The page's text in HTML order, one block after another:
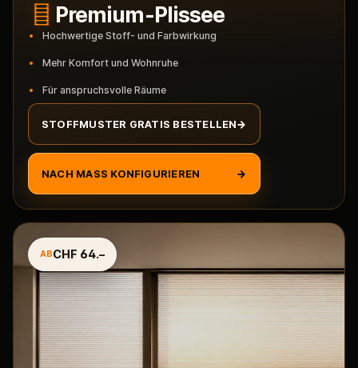
Premium-Plissee
Hochwertige Stoff- und Farbwirkung
Mehr Komfort und Wohnruhe
Für anspruchsvolle Räume
STOFFMUSTER GRATIS BESTELLEN→
NACH MASS KONFIGURIEREN →
ABCHF 64.–